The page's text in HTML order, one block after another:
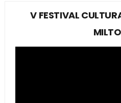
V FESTIVAL